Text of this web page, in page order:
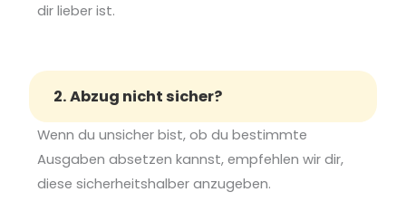
dir lieber ist.
2. Abzug nicht sicher?
Wenn du unsicher bist, ob du bestimmte
Ausgaben absetzen kannst, empfehlen wir dir,
diese sicherheitshalber anzugeben.